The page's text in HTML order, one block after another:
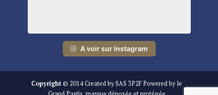
A voir sur Instagram
Copyright© 2014 Created by SAS 3P2F Powered by le